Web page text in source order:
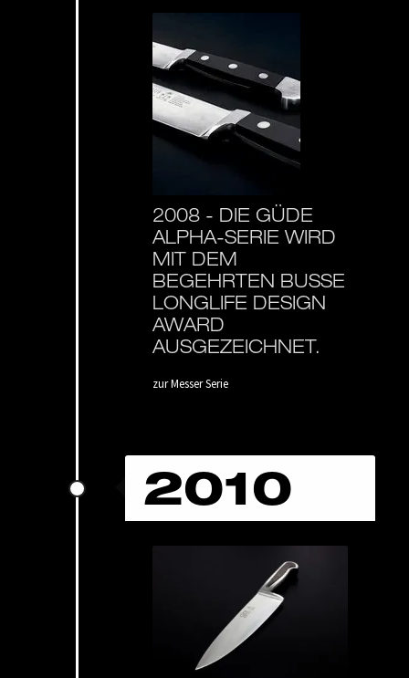
2008 - DIE GÜDE
ALPHA-SERIE WIRD
MIT DEM
BEGEHRTEN BUSSE
LONGLIFE DESIGN
AWARD
AUSGEZEICHNET.
zur Messer Serie
2010